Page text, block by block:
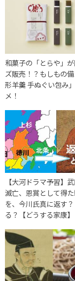
和菓子の「とらや」
ズ販売！？もしもの
形羊羹 手ぬぐい包み
メ！
【大河ドラマ予習】
滅亡、恩賞として得
を、今川氏真に返す
る？【どうする家康】